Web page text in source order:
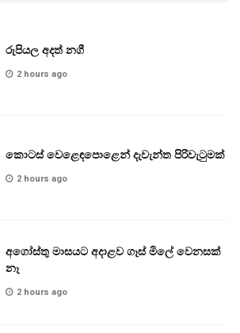
රුපියල අදත් නගී
2 hours ago
කොටස් වෙළෙඳපොළෙන් දැවැන්ත පිරිවැටුමක්
2 hours ago
අගෝස්තු මාසයට අදාළව ගෑස් මිලේ වෙනසක්
නෑ
2 hours ago